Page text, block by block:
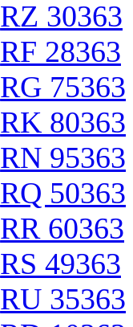
RZ 30363
RF 28363
RG 75363
RK 80363
RN 95363
RQ 50363
RR 60363
RS 49363
RU 35363